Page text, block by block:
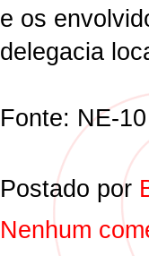
e os
delegacia
Fonte: NE-10
Postado por
Nenhum